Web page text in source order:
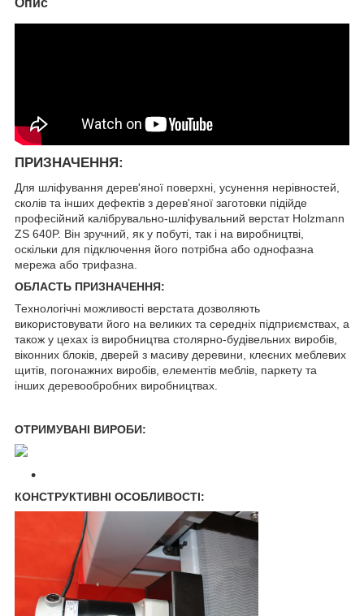
ПРИЗНАЧЕННЯ:
Для шліфування дерев'яної поверхні, усунення нерівностей,
сколів та інших дефектів з дерев'яної заготовки підійде
професійний калібрувально-шліфувальний верстат Holzmann
ZS 640P. Він зручний, як у побуті, так і на виробництві,
оскільки для підключення його потрібна або однофазна
мережа або трифазна.
ОБЛАСТЬ ПРИЗНАЧЕННЯ:
Технологічні можливості верстата дозволяють
використовувати його на великих та середніх підприємствах, а
також у цехах із виробництва столярно-будівельних виробів,
віконних блоків, дверей з масиву деревини, клеєних меблевих
щитів, погонажних виробів, елементів меблів, паркету та
інших деревообробних виробництвах.
ОТРИМУВАНІ ВИРОБИ:
КОНСТРУКТИВНІ ОСОБЛИВОСТІ: